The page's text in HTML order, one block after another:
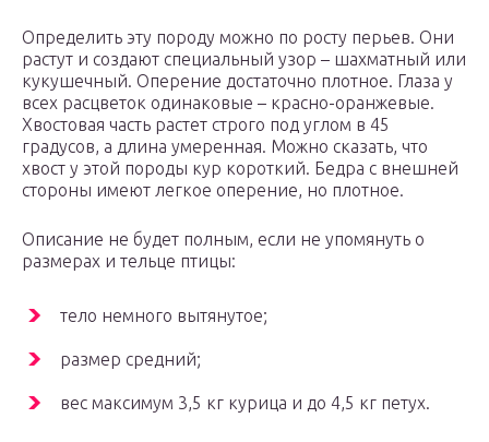
Определить эту породу можно по росту перьев. Они
растут и создают специальный узор – шахматный или
кукушечный. Оперение достаточно плотное. Глаза у
всех расцветок одинаковые – красно-оранжевые.
Хвостовая часть растет строго под углом в 45
градусов, а длина умеренная. Можно сказать, что
хвост у этой породы кур короткий. Бедра с внешней
стороны имеют легкое оперение, но плотное.
Описание не будет полным, если не упомянуть о
размерах и тельце птицы:
тело немного вытянутое;
размер средний;
вес максимум 3,5 кг курица и до 4,5 кг петух.